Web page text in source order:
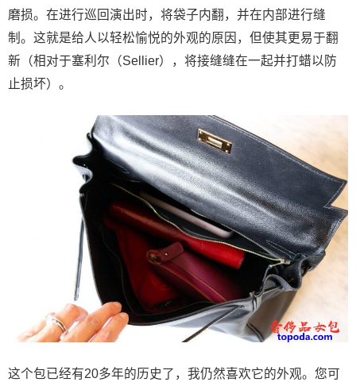
磨损。在进行巡回演出时，将袋子内翻，并在内部进行缝
制。这就是给人以轻松愉悦的外观的原因，但使其更易于翻
新（相对于塞利尔（Sellier），将接缝缝在一起并打蜡以防
止损坏）。
这个包已经有20多年的历史了，我仍然喜欢它的外观。您可